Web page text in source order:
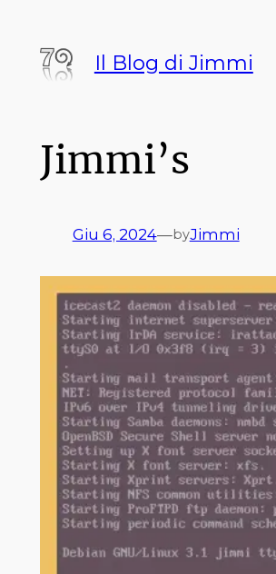
contenuto
Il Blog di Jimmi
Jimmi’s
Giu 6, 2024—byJimmi